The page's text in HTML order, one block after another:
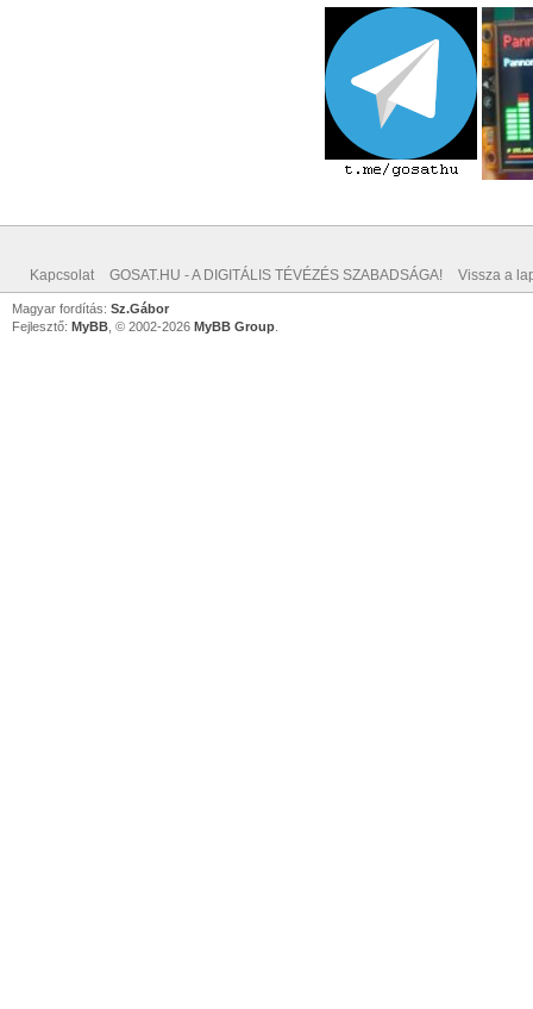
Kapcsolat GOSAT.HU - A DIGITÁLIS TÉVÉZÉS SZABADSÁGA! Vissza a
Magyar fordítás: Sz.Gábor
Fejlesztő: MyBB , © 2002-2026 MyBB Group